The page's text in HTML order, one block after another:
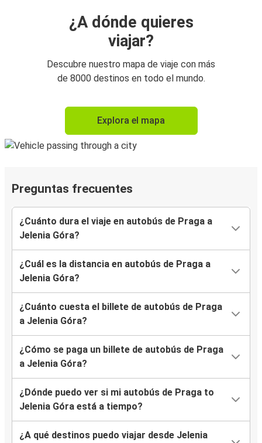
¿A dónde quieres
viajar?
Descubre nuestro mapa de viaje con más
de 8000 destinos en todo el mundo.
Explora el mapa
Preguntas frecuentes
¿Cuánto dura el viaje en autobús de Praga a
Jelenia Góra?
¿Cuál es la distancia en autobús de Praga a
Jelenia Góra?
¿Cuánto cuesta el billete de autobús de Praga
a Jelenia Góra?
¿Cómo se paga un billete de autobús de Praga
a Jelenia Góra?
¿Dónde puedo ver si mi autobús de Praga to
Jelenia Góra está a tiempo?
¿A qué destinos puedo viajar desde Jelenia